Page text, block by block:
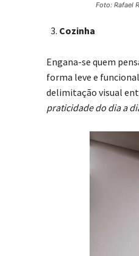
Foto: Rafael
Cozinha
Engana-se quem
forma leve e
delimitação visual
praticidade do dia a